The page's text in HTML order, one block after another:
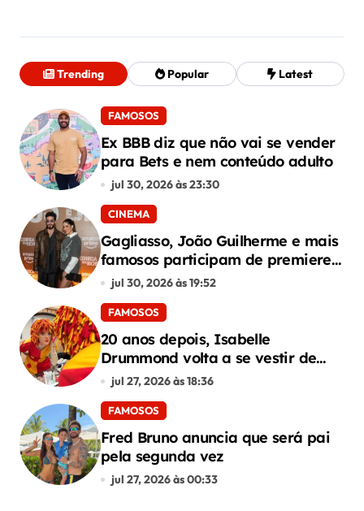
Trending Popular Latest
FAMOSOS
Ex BBB diz que não vai se vender
para Bets e nem conteúdo adulto
jul 30, 2026 às 23:30
CINEMA
Gagliasso, João Guilherme e mais
famosos participam de premiere
de “Corrida dos Bichos”
jul 30, 2026 às 19:52
FAMOSOS
20 anos depois, Isabelle
Drummond volta a se vestir de
Emília do Sítio
jul 27, 2026 às 18:36
FAMOSOS
Fred Bruno anuncia que será pai
pela segunda vez
jul 27, 2026 às 00:33